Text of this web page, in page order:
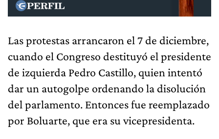
Las protestas arrancaron el 7 de diciembre,
cuando el Congreso destituyó el presidente
de izquierda Pedro Castillo, quien intentó
dar un autogolpe ordenando la disolución
del parlamento. Entonces fue reemplazado
por Boluarte, que era su vicepresidenta.